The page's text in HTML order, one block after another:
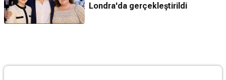
Londra'da gerçekleştirildi